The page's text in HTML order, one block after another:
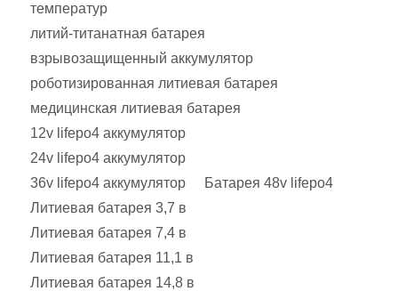
температур
литий-титанатная батарея
взрывозащищенный аккумулятор
роботизированная литиевая батарея
медицинская литиевая батарея
12v lifepo4 аккумулятор
24v lifepo4 аккумулятор
36v lifepo4 аккумулятор
Батарея 48v lifepo4
Литиевая батарея 3,7 в
Литиевая батарея 7,4 в
Литиевая батарея 11,1 в
Литиевая батарея 14,8 в